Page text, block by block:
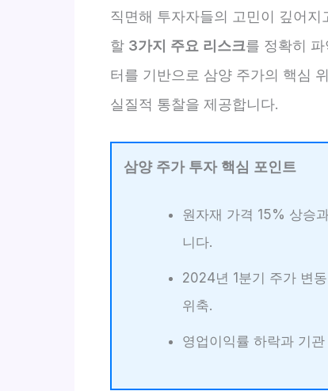
직면해 투자자들의 고민이 깊어
할 3가지 주요 리스크를 정확히
터를 기반으로 삼양 주가의 핵심
실질적 통찰을 제공합니다.
삼양 주가 투자 핵심 포인트
원자재 가격 15% 상승
니다.
2024년 1분기 주가 변
위축.
영업이익률 하락과 기